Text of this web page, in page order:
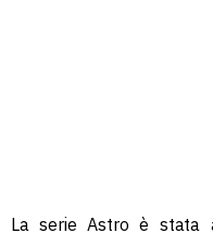
La serie Astro è stata